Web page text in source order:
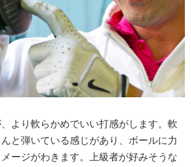
、より軟らかめでいい打感がします。軟
と弾いている感じがあり、ボールに力
ージがわきます。上級者が好みそうな